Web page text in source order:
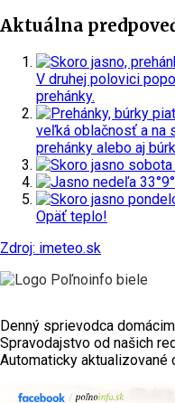
Aktuálna
V druhej polovici
prehánky.
veľká oblačnosť a na
prehánky alebo aj
sobota
nedeľa 33°9°
Opäť teplo!
Zdroj: imeteo.sk
Denný sprievodca
Spravodajstvo od našich
Automaticky aktualizované